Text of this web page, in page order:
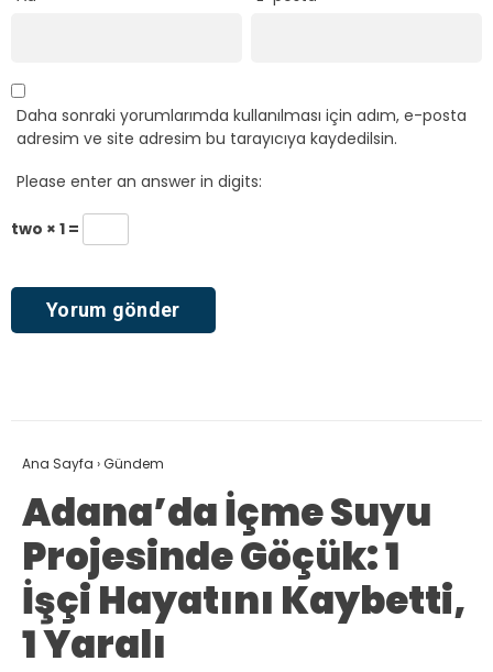
Daha sonraki yorumlarımda kullanılması için adım, e-posta
adresim ve site adresim bu tarayıcıya kaydedilsin.
Please enter an answer in digits:
two × 1 =
Ana Sayfa ›Gündem
Adana’da İçme Suyu
Projesinde Göçük: 1
İşçi Hayatını Kaybetti,
1 Yaralı